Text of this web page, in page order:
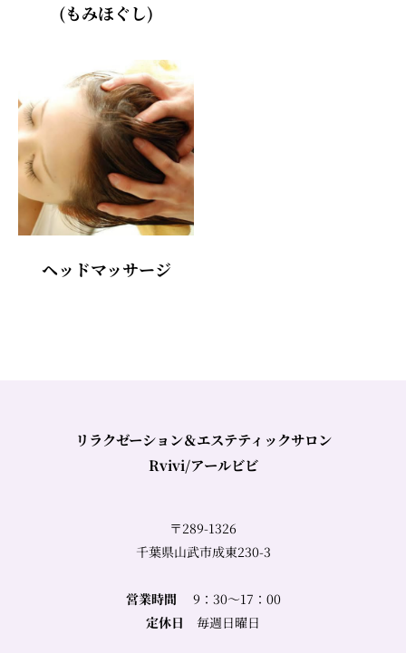
(もみほぐし)
ヘッドマッサージ
リラクゼーション＆エステティックサロン
Rvivi/アールビビ
〒289-1326
千葉県山武市成東230-3
営業時間9：30～17：00
定休日 毎週日曜日